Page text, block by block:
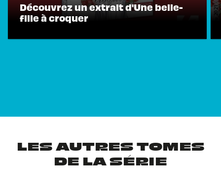
Découvrez un extrait d'Une belle-
fille à croquer
LES AUTRES TOMES
DE LA SÉRIE